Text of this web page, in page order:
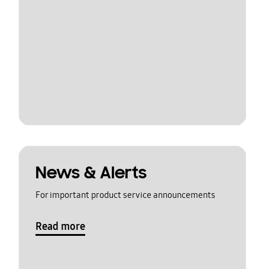
News & Alerts
For important product service announcements
Read more